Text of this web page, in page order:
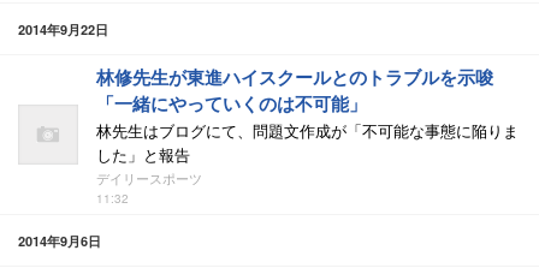
2014年9月22日
林修先生が東進ハイスクールとのトラブルを示唆
「一緒にやっていくのは不可能」
林先生はブログにて、問題文作成が「不可能な事態に陥りま
した」と報告
デイリースポーツ
11:32
2014年9月6日